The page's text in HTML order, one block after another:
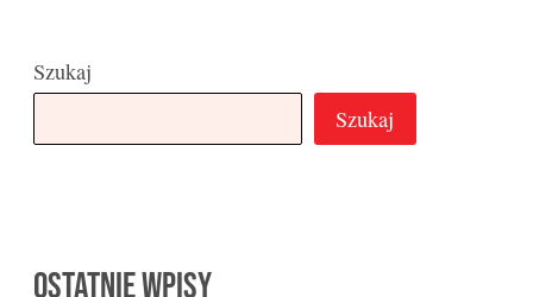
Szukaj
Szukaj
Ostatnie wpisy